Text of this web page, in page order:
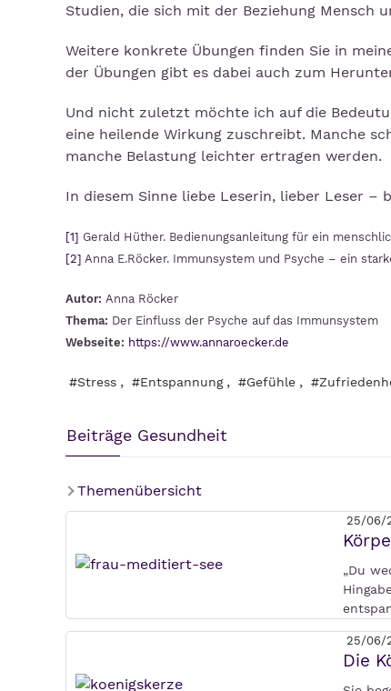
Studien, die sich mit der Beziehung Mensch
Weitere konkrete Übungen finden Sie in
der Übungen gibt es dabei auch zum
Und nicht zuletzt möchte ich auf die
eine heilende Wirkung zuschreibt. Manche
manche Belastung leichter ertragen werden.
In diesem Sinne liebe Leserin, lieber Leser –
[1] Gerald Hüther. Bedienungsanleitung für ein
[2] Anna E.Röcker. Immunsystem und Psyche – ein
Autor: Anna Röcker
Thema: Der Einfluss der Psyche auf das Immunsystem
Webseite: https://www.annaroecker.de
#Stress , #Entspannung , #Gefühle ,
Beiträge Gesundheit
Themenübersicht
25/06/
„Du
25/06/
Die